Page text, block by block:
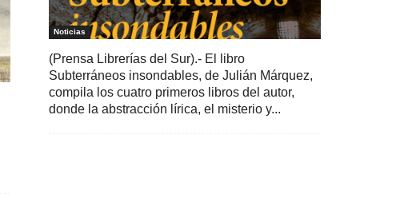
Noticias
(Prensa Librerías del Sur).- El libro
Subterráneos insondables, de Julián Márquez,
compila los cuatro primeros libros del autor,
donde la abstracción lírica, el misterio y...